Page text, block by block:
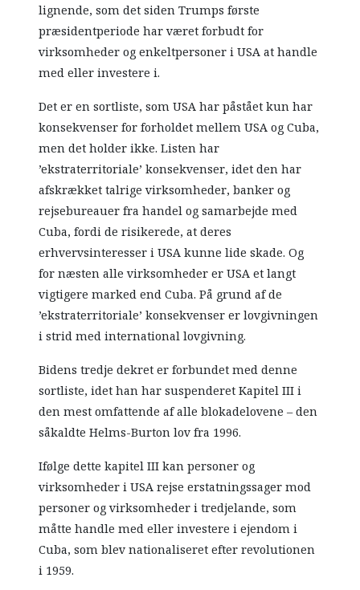
lignende, som det siden Trumps første
præsidentperiode har været forbudt for
virksomheder og enkeltpersoner i USA at handle
med eller investere i.
Det er en sortliste, som USA har påstået kun har
konsekvenser for forholdet mellem USA og Cuba,
men det holder ikke. Listen har
’ekstraterritoriale’ konsekvenser, idet den har
afskrækket talrige virksomheder, banker og
rejsebureauer fra handel og samarbejde med
Cuba, fordi de risikerede, at deres
erhvervsinteresser i USA kunne lide skade. Og
for næsten alle virksomheder er USA et langt
vigtigere marked end Cuba. På grund af de
’ekstraterritoriale’ konsekvenser er lovgivningen
i strid med international lovgivning.
Bidens tredje dekret er forbundet med denne
sortliste, idet han har suspenderet Kapitel III i
den mest omfattende af alle blokadelovene – den
såkaldte Helms-Burton lov fra 1996.
Ifølge dette kapitel III kan personer og
virksomheder i USA rejse erstatningssager mod
personer og virksomheder i tredjelande, som
måtte handle med eller investere i ejendom i
Cuba, som blev nationaliseret efter revolutionen
i 1959.